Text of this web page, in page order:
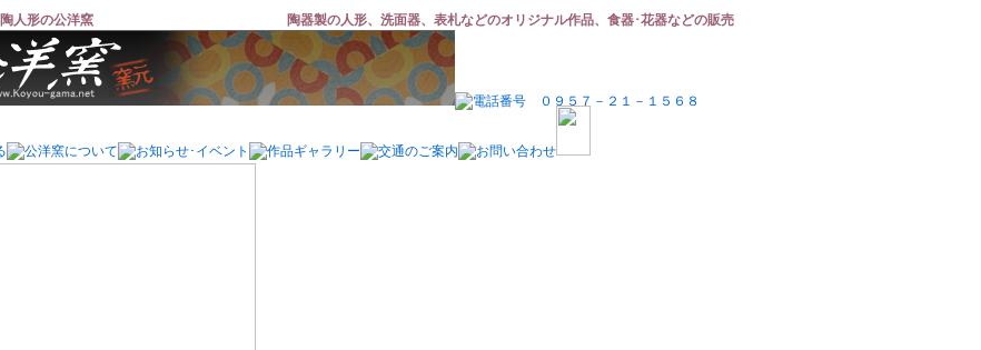
人形の公洋窯 陶器製の人形、洗面器、表札などのオリジナル作品、食器･花器などの販売